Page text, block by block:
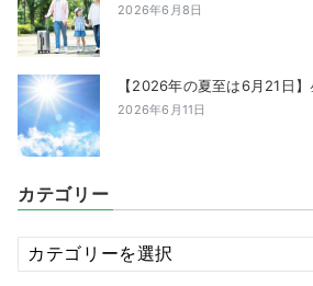
2026年6月8日
【2026年の夏至は6月21日
2026年6月11日
カテゴリー
カ
テ